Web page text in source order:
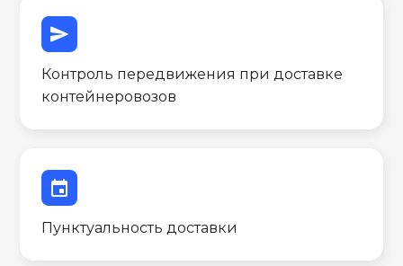
send
Контроль передвижения при доставке
контейнеровозов
event
Пунктуальность доставки